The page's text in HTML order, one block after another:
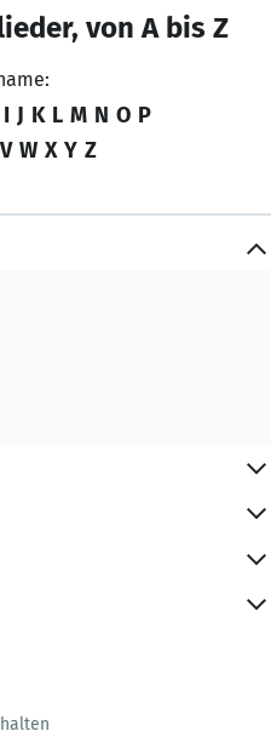
von A bis Z
I J K L M N O P
V W X Y Z